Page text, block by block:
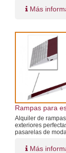
Más
Rampas para
Alquiler de
exteriores
pasarelas de
Más